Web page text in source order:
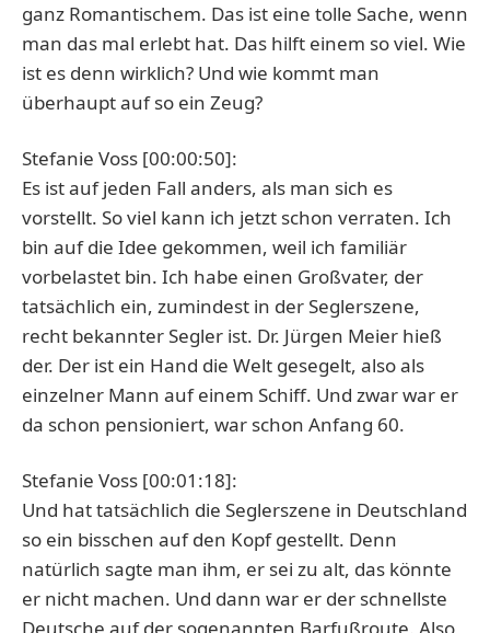
ganz Romantischem. Das ist eine tolle Sache, wenn
man das mal erlebt hat. Das hilft einem so viel. Wie
ist es denn wirklich? Und wie kommt man
überhaupt auf so ein Zeug?
Stefanie Voss [00:00:50]:
Es ist auf jeden Fall anders, als man sich es
vorstellt. So viel kann ich jetzt schon verraten. Ich
bin auf die Idee gekommen, weil ich familiär
vorbelastet bin. Ich habe einen Großvater, der
tatsächlich ein, zumindest in der Seglerszene,
recht bekannter Segler ist. Dr. Jürgen Meier hieß
der. Der ist ein Hand die Welt gesegelt, also als
einzelner Mann auf einem Schiff. Und zwar war er
da schon pensioniert, war schon Anfang 60.
Stefanie Voss [00:01:18]:
Und hat tatsächlich die Seglerszene in Deutschland
so ein bisschen auf den Kopf gestellt. Denn
natürlich sagte man ihm, er sei zu alt, das könnte
er nicht machen. Und dann war er der schnellste